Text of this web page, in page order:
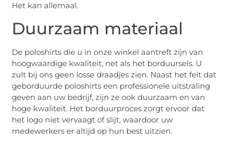
Het kan allemaal.
Duurzaam materiaal
De poloshirts die u in onze winkel aantreft zijn van
hoogwaardige kwaliteit, net als het borduursels. U
zult bij ons geen losse draadjes zien. Naast het feit dat
geborduurde poloshirts een professionele uitstraling
geven aan uw bedrijf, zijn ze ook duurzaam en van
hoge kwaliteit. Het borduurproces zorgt ervoor dat
het logo niet vervaagt of slijt, waardoor uw
medewerkers er altijd op hun best uitzien.